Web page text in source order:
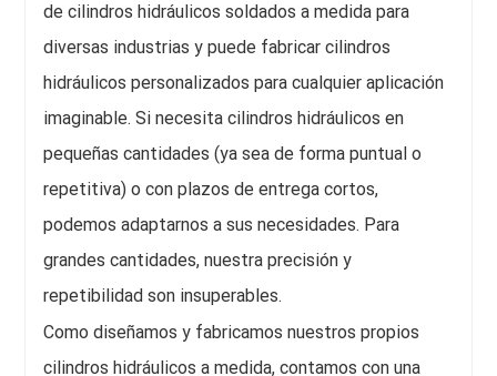
de cilindros hidráulicos soldados a medida para
diversas industrias y puede fabricar cilindros
hidráulicos personalizados para cualquier aplicación
imaginable. Si necesita cilindros hidráulicos en
pequeñas cantidades (ya sea de forma puntual o
repetitiva) o con plazos de entrega cortos,
podemos adaptarnos a sus necesidades. Para
grandes cantidades, nuestra precisión y
repetibilidad son insuperables.
Como diseñamos y fabricamos nuestros propios
cilindros hidráulicos a medida, contamos con una